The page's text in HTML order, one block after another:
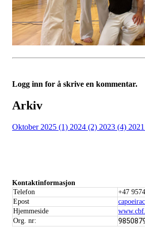
Logg inn for å skrive en kommentar.
Arkiv
Oktober 2025 (1) 2024 (2) 2023 (4)
Kontaktinformasjon
Telefon
+47
Epost
Hjemmeside
Org. nr: